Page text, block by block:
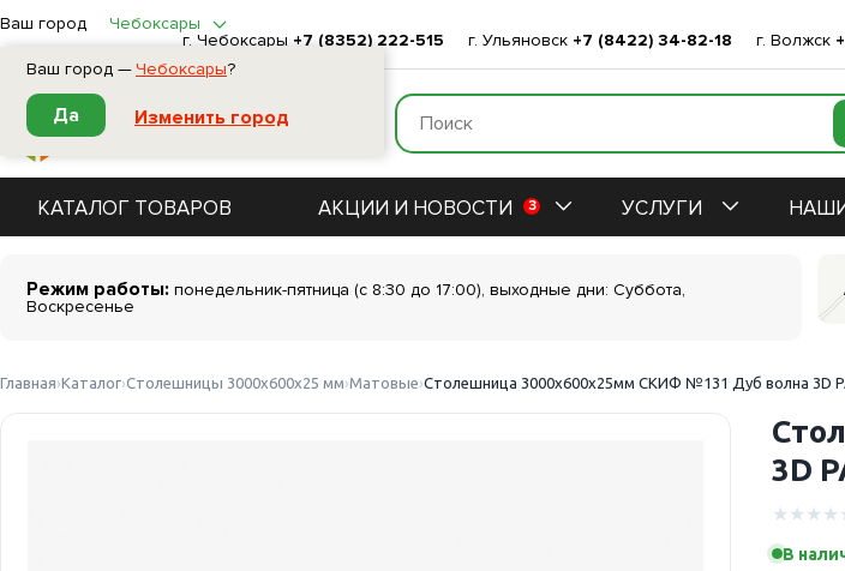
Ваш город —Чебоксары?
Да Изменить город
Ваш город
Чебоксары
г. Чебоксары +7 (8352) 222-515 г. Ульяновск +7 (8422) 34-82-18 г. Волжск
КАТАЛОГ ТОВАРОВ АКЦИИ И НОВОСТИ 3 УСЛУГИ
Режим работы: понедельник-пятница (с 8:30 до 17:00), выходные дни: Суббота,
Воскресенье
Главная Каталог Столешницы 3000х600х25 мм Матовые Столешница 3000х600х25мм СКИФ №131 Дуб волна
3D
В